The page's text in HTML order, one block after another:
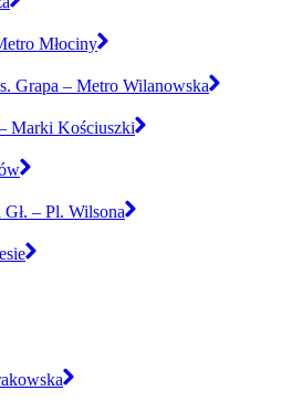
Młociny
Grapa – Metro Wilanowska
Marki Kościuszki
– Pl. Wilsona